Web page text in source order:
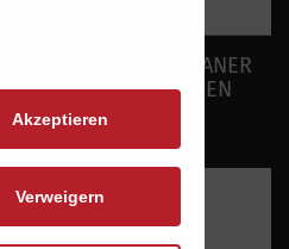
SCHALES SILVANER
HALBTROCKEN
Akzeptieren
Verweigern